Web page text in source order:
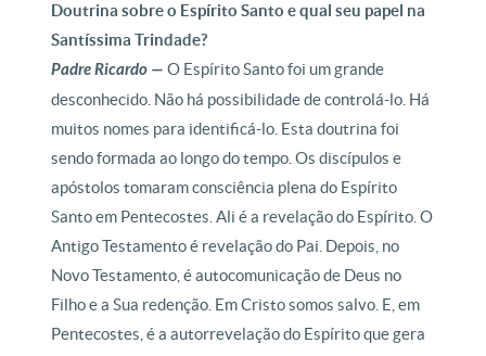
Doutrina sobre o Espírito Santo e qual seu papel na
Santíssima Trindade?
Padre Ricardo —O Espírito Santo foi um grande
desconhecido. Não há possibilidade de controlá-lo. Há
muitos nomes para identificá-lo. Esta doutrina foi
sendo formada ao longo do tempo. Os discípulos e
apóstolos tomaram consciência plena do Espírito
Santo em Pentecostes. Ali é a revelação do Espírito. O
Antigo Testamento é revelação do Pai. Depois, no
Novo Testamento, é autocomunicação de Deus no
Filho e a Sua redenção. Em Cristo somos salvo. E, em
Pentecostes, é a autorrevelação do Espírito que gera